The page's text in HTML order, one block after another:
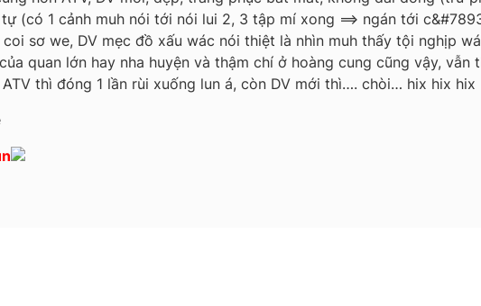
(có 1 cảnh muh nói tới nói lui 2, 3 tập mí xong ==> ngán tới
sơ we, DV mẹc đồ xấu wác nói thiệt là nhìn muh thấy tội nghịp
quan lớn hay nha huyện và thậm chí ở hoàng cung cũng vậy,
thì đóng 1 lần rùi xuống lun á, còn DV mới thì…. chòi… hix hix hix